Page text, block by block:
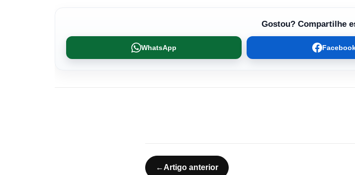
Gostou? Compartilhe
WhatsApp
← Artigo anterior